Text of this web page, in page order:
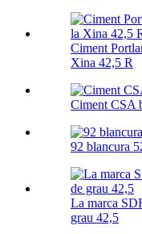
Ciment
Xina 42,5 R
Ciment CSA
92 blancura
La marca
grau 42,5